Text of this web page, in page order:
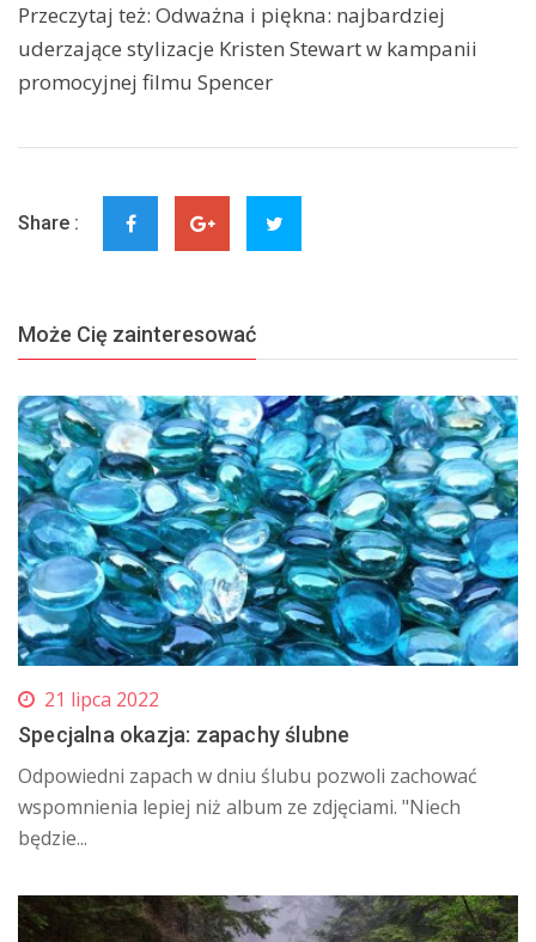
Przeczytaj też: Odważna i piękna: najbardziej
uderzające stylizacje Kristen Stewart w kampanii
promocyjnej filmu Spencer
Share :
Może Cię zainteresować
21 lipca 2022
Specjalna okazja: zapachy ślubne
Odpowiedni zapach w dniu ślubu pozwoli zachować
wspomnienia lepiej niż album ze zdjęciami. "Niech
będzie...